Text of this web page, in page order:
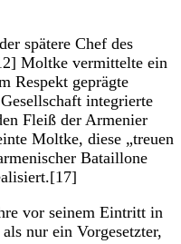
spätere Chef des
Moltke vermittelte ein
Respekt geprägte
integrierte
Fleiß der Armenier
Moltke, diese „treuen
Bataillone
vor seinem Eintritt in
nur ein Vorgesetzter,